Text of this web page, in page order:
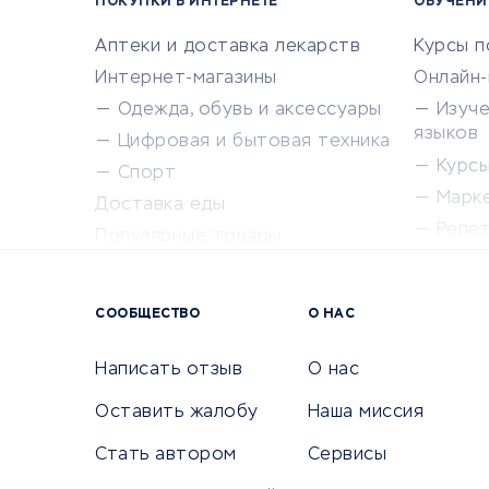
Аптеки и доставка лекарств
Интернет-магазины
Одежда, обувь и аксессуары
Цифровая и бытовая техника
Спорт
Доставка еды
Курсы
языков
СООБЩЕСТВО
Написать отзыв
Оставить жалобу
Стать автором
О НАС
О нас
Наша миссия
Сервисы